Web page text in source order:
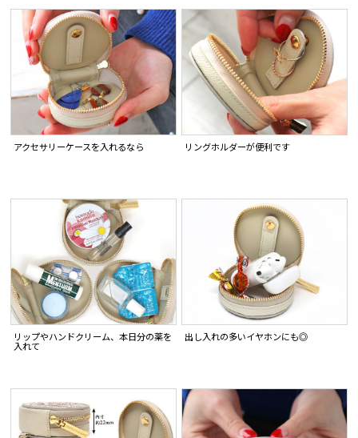
アクセサリーケースを入れるなら リングホルダーが便利です
リップやハンドクリーム、本日分の薬を
入れて
出し入れの多いイヤホンにも◎